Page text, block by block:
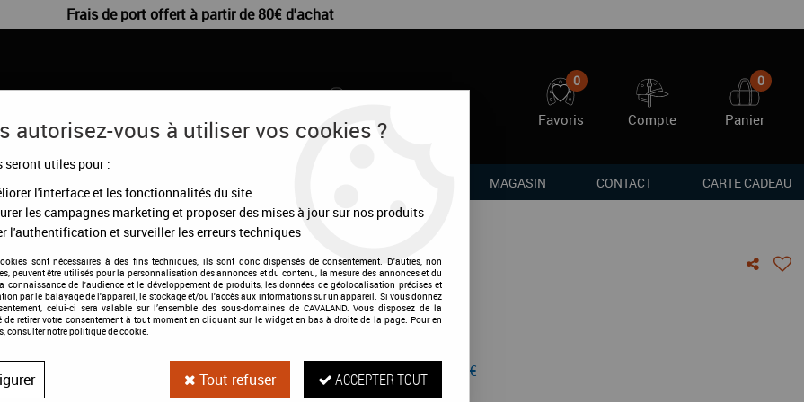
Frais de port offert à partir de 80€ d'achat
0
Favoris Compte
0
Panier
MAGASIN CONTACT CARTE CADEAU
Mini chaps Perfect Fit
Soyez le premier à donner votre avis !
76,30€ TTCau lieu de109,00
€
Valable jusqu'à épuisement du stock
autorisez-vous à utiliser vos cookies ?
seront utiles pour :
l'interface et les fonctionnalités du site
les campagnes marketing et proposer des mises à jour sur nos produits
l'authentification et surveiller les erreurs techniques
sont nécessaires à des fins techniques, ils sont donc dispensés de consentement. D'autres, non
peuvent être utilisés pour la personnalisation des annonces et du contenu, la mesure des annonces et du
connaissance de l'audience et le développement de produits, les données de géolocalisation précises et
par le balayage de l'appareil, le stockage et/ou l'accès aux informations sur un appareil. Si vous donnez
celui-ci sera valable sur l’ensemble des sous-domaines de CAVALAND. Vous disposez de la
retirer votre consentement à tout moment en cliquant sur le widget en bas à droite de la page. Pour en
consulter notre politique de cookie.
Tout refuser ACCEPTER TOUT